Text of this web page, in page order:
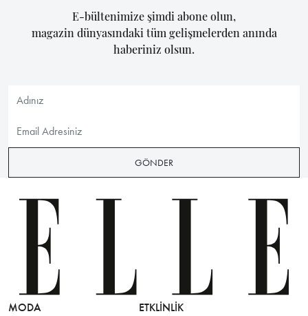
E-bültenimize şimdi abone olun,
magazin dünyasındaki tüm gelişmelerden anında
haberiniz olsun.
GÖNDER
MODA
ETKLINLIK